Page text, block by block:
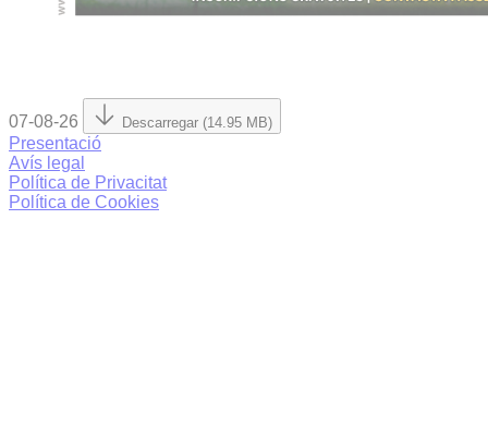
07-08-26 Descarregar (14.95 MB)
Presentació
Avís legal
Política de Privacitat
Política de Cookies